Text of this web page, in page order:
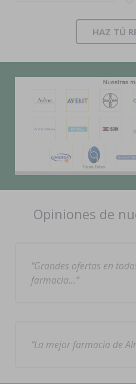
HAZ TÚ
Opiniones de
Grandes ofertas en
farmacia…
La mejor farmacia de